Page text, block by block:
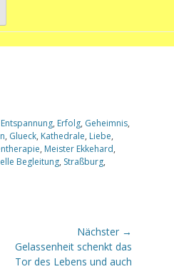
Entspannung, Erfolg, Geheimnis,
, Glueck, Kathedrale, Liebe,
, Meister Ekkehard,
Begleitung, Straßburg,
Nächster →
Nächster
Beitrag:
Gelassenheit schenkt das
Tor des Lebens und auch